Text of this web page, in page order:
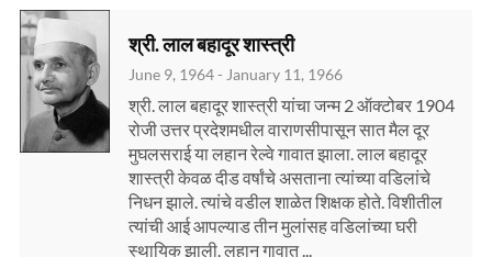
श्री. लाल बहादूर शास्त्री
June 9, 1964 - January 11, 1966
श्री. लाल बहादूर शास्त्री यांचा जन्म 2 ऑक्टोबर 1904
रोजी उत्तर प्रदेशमधील वाराणसीपासून सात मैल दूर
मुघलसराई या लहान रेल्वे गावात झाला. लाल बहादूर
शास्त्री केवळ दीड वर्षांचे असताना त्यांच्या वडिलांचे
निधन झाले. त्यांचे वडील शाळेत शिक्षक होते. विशीतील
त्यांची आई आपल्याड तीन मुलांसह वडिलांच्या घरी
स्थायिक झाली. लहान गावात ...